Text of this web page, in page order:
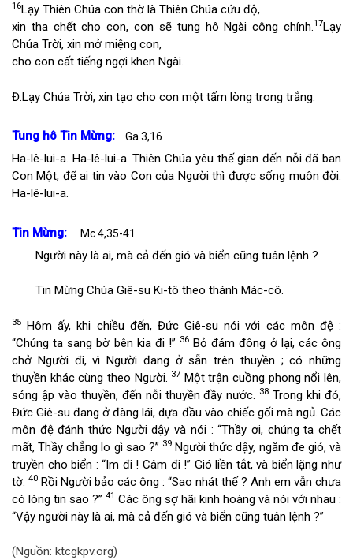
16Lạy Thiên Chúa con thờ là Thiên Chúa cứu độ,
xin tha chết cho con, con sẽ tung hô Ngài công chính.17Lạy
Chúa Trời, xin mở miệng con,
cho con cất tiếng ngợi khen Ngài.
Đ.Lạy Chúa Trời, xin tạo cho con một tấm lòng trong trắng.
Tung hô Tin Mừng: Ga 3,16
Ha-lê-lui-a. Ha-lê-lui-a. Thiên Chúa yêu thế gian đến nỗi đã ban
Con Một, để ai tin vào Con của Người thì được sống muôn đời.
Ha-lê-lui-a.
Tin Mừng: Mc 4,35-41
Người này là ai, mà cả đến gió và biển cũng tuân lệnh ?
Tin Mừng Chúa Giê-su Ki-tô theo thánh Mác-cô.
35 Hôm ấy, khi chiều đến, Đức Giê-su nói với các môn đệ :
“Chúng ta sang bờ bên kia đi !” 36 Bỏ đám đông ở lại, các ông
chở Người đi, vì Người đang ở sẵn trên thuyền ; có những
thuyền khác cùng theo Người. 37 Một trận cuồng phong nổi lên,
sóng ập vào thuyền, đến nỗi thuyền đầy nước. 38 Trong khi đó,
Đức Giê-su đang ở đàng lái, dựa đầu vào chiếc gối mà ngủ. Các
môn đệ đánh thức Người dậy và nói : “Thầy ơi, chúng ta chết
mất, Thầy chẳng lo gì sao ?” 39 Người thức dậy, ngăm đe gió, và
truyền cho biển : “Im đi ! Câm đi !” Gió liền tắt, và biển lặng như
tờ. 40 Rồi Người bảo các ông : “Sao nhát thế ? Anh em vẫn chưa
có lòng tin sao ?” 41 Các ông sợ hãi kinh hoàng và nói với nhau :
“Vậy người này là ai, mà cả đến gió và biển cũng tuân lệnh ?”
(Nguồn: ktcgkpv.org)